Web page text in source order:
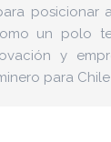
posicionar
un polo
y
para Chile